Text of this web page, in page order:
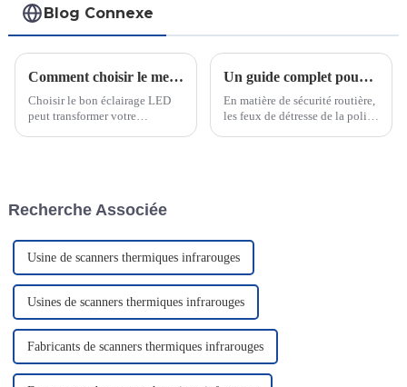
Blog Connexe
Comment choisir le meilleur éclairage LED
Choisir le bon éclairage LED
peut transformer votre
Un guide complet pour choisir les feux d'avertissement de police pour votre véhicule
En matière de sécurité routière,
les feux de détresse de la police
Recherche Associée
Usine de scanners thermiques infrarouges
Usines de scanners thermiques infrarouges
Fabricants de scanners thermiques infrarouges